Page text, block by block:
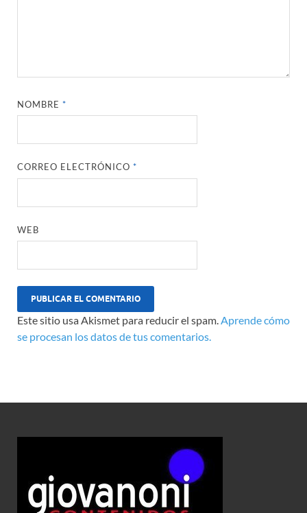
NOMBRE*
CORREO ELECTRÓNICO*
WEB
Este sitio usa Akismet para reducir el spam.Aprende cómo
se procesan los datos de tus comentarios.